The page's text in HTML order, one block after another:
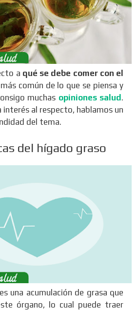
a qué se debe comer con el
común de lo que se piensa y
muchas opiniones salud .
interés al respecto, hablamos un
del tema.
del hígado graso
es una acumulación de grasa que
órgano, lo cual puede traer